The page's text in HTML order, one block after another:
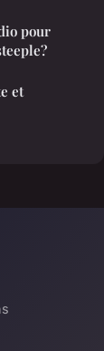
pour
et